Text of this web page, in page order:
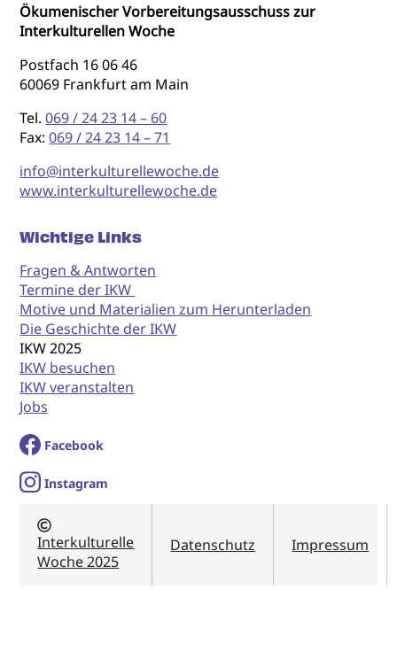
Ökumenischer Vorbereitungsausschuss zur
Interkulturellen Woche
Postfach 16 06 46
60069 Frankfurt am Main
Tel.069 / 24 23 14 – 60
Fax:069 / 24 23 14 – 71
info@interkulturellewoche.de
www.interkulturellewoche.de
Wichtige Links
Fragen & Antworten
Termine der IKW
Motive und Materialien zum Herunterladen
Die Geschichte der IKW
IKW 2025
IKW besuchen
IKW veranstalten
Jobs
Facebook
Instagram
Interkulturelle
Woche 2025
Datenschutz Impressum